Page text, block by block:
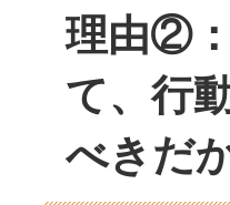
理由②
て、行
べきだ